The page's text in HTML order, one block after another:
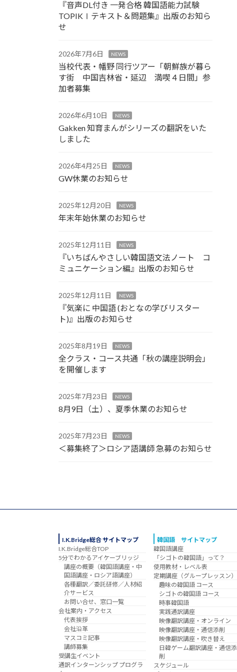
『音声DL付き 一発合格 韓国語能力試験
TOPIKⅠテキスト＆問題集』出版のお知ら
せ
2026年7月6日 NEWS
当校代表・幡野 同行ツアー「朝鮮族が暮ら
す街 中国吉林省・延辺 満喫４日間」参
加者募集
2026年6月10日 NEWS
Gakken 知育まんがシリーズの翻訳をいた
しました
2026年4月25日 NEWS
GW休業のお知らせ
2025年12月20日 NEWS
年末年始休業のお知らせ
2025年12月11日 NEWS
『いちばんやさしい韓国語文法ノート コ
ミュニケーション編』出版のお知らせ
2025年12月11日 NEWS
『気楽に 中国語 (おとなの学びリスター
ト)』出版のお知らせ
2025年8月19日 NEWS
全クラス・コース共通「秋の講座説明会」
を開催します
2025年7月23日 NEWS
8月9日（土）、夏季休業のお知らせ
2025年7月23日 NEWS
＜募集終了＞ロシア語講師 急募のお知らせ
I.K.Bridge総合 サイトマップ
I.K.Bridge総合TOP
5分でわかるアイケーブリッジ
講座の概要（韓国語講座・中
国語講座・ロシア語講座）
各種翻訳／委託研修／人材紹
介サービス
お問い合せ、窓口一覧
会社案内・アクセス
代表挨拶
会社沿革
マスコミ記事
講師募集
受講生イベント
通訳インターンシップ プログラ
韓国語 サイトマップ
韓国語講座
「シゴトの韓国語」って？
使用教材・レベル表
定期講座（グループレッスン）
趣味の韓国語 コース
シゴトの韓国語 コース
時事韓国語
実践通訳講座
映像翻訳講座・オンライン
映像翻訳講座・通信添削
映像翻訳講座・吹き替え
日韓ゲーム翻訳講座・通信添
削
スケジュール